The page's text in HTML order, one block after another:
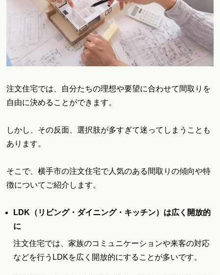
注文住宅では、自分たちの理想や要望に合わせて間取りを
自由に決めることができます。
しかし、その反面、選択肢が多すぎて迷ってしまうことも
あります。
そこで、横手市の注文住宅で人気のある間取りの傾向や特
徴についてご紹介します。
LDK（リビング・ダイニング・キッチン）は広く開放的
に
注文住宅では、家族のコミュニケーションや来客の対応
などを行うLDKを広く開放的にすることが多いです。